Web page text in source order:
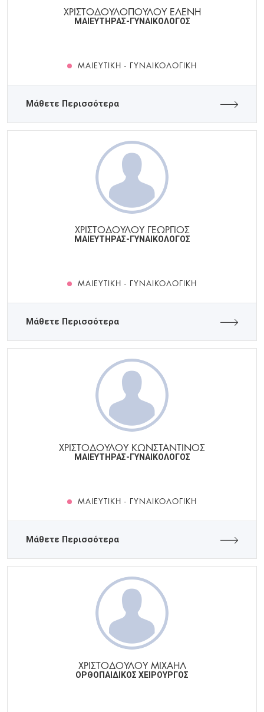
ΧΡΙΣΤΟΔΟΥΛΟΠΟΥΛΟΥ ΕΛΕΝΗ
ΜΑΙΕΥΤΗΡΑΣ-ΓΥΝΑΙΚΟΛΟΓΟΣ
ΜΑΙΕΥΤΙΚΉ - ΓΥΝΑΙΚΟΛΟΓΙΚΉ
Μάθετε Περισσότερα
ΧΡΙΣΤΟΔΟΥΛΟΥ ΓΕΩΡΓΙΟΣ
ΜΑΙΕΥΤΗΡΑΣ-ΓΥΝΑΙΚΟΛΟΓΟΣ
ΜΑΙΕΥΤΙΚΉ - ΓΥΝΑΙΚΟΛΟΓΙΚΉ
Μάθετε Περισσότερα
ΧΡΙΣΤΟΔΟΥΛΟΥ ΚΩΝΣΤΑΝΤΙΝΟΣ
ΜΑΙΕΥΤΗΡΑΣ-ΓΥΝΑΙΚΟΛΟΓΟΣ
ΜΑΙΕΥΤΙΚΉ - ΓΥΝΑΙΚΟΛΟΓΙΚΉ
Μάθετε Περισσότερα
ΧΡΙΣΤΟΔΟΥΛΟΥ ΜΙΧΑΗΛ
ΟΡΘΟΠΑΙΔΙΚΟΣ ΧΕΙΡΟΥΡΓΟΣ